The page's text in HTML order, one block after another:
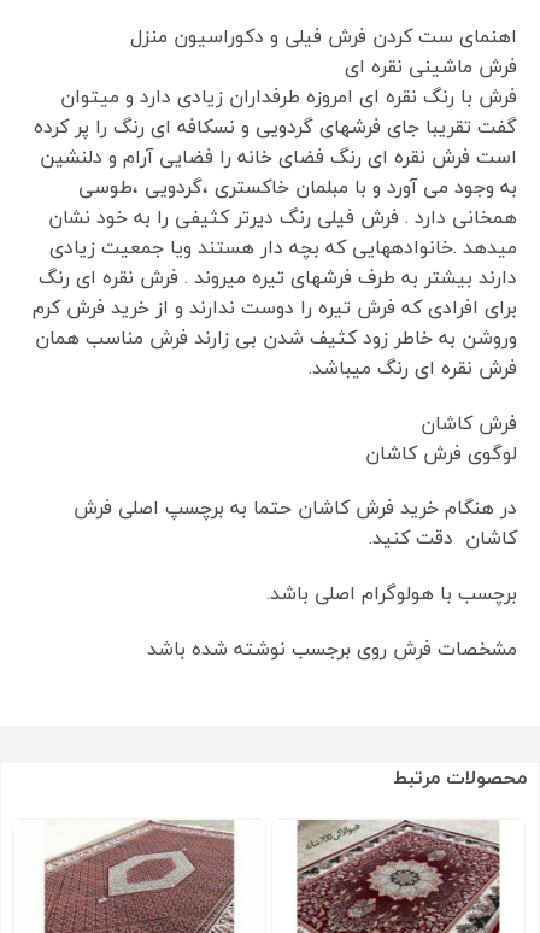
اهنمای ست کردن فرش فیلی و دکوراسیون منزل
فرش ماشینی نقره ای
فرش با رنگ نقره ای امروزه طرفداران زیادی دارد و میتوان
گفت تقریبا جای فرشهای گردویی و نسکافه ای رنگ را پر کرده
است فرش نقره ای رنگ فضای خانه را فضایی آرام و دلنشین
به وجود می آورد و با مبلمان خاکستری ،گردویی ،طوسی
همخانی دارد . فرش فیلی رنگ دیرتر کثیفی را به خود نشان
میدهد .خانوادههایی که بچه دار هستند ویا جمعیت زیادی
دارند بیشتر به طرف فرشهای تیره میروند . فرش نقره ای رنگ
برای افرادی که فرش تیره را دوست ندارند و از خرید فرش کرم
وروشن به خاطر زود کثیف شدن بی زارند فرش مناسب همان
فرش نقره ای رنگ میباشد.
فرش کاشان
لوگوی فرش کاشان
در هنگام خرید فرش کاشان حتما به برچسپ اصلی فرش
کاشان دقت کنید.
برچسب با هولوگرام اصلی باشد.
مشخصات فرش روی برجسب نوشته شده باشد
محصولات مرتبط